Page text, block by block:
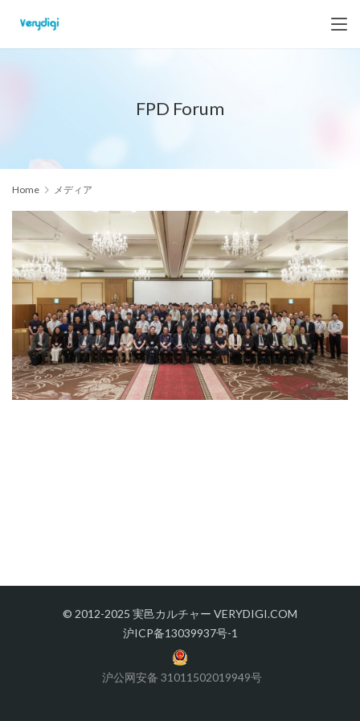
FPD Forum
Home メディア
© 2012-2025 実邑カルチャー VERYDIGI.COM
沪ICP备13039937号-1
沪公网安备 31011502019949号